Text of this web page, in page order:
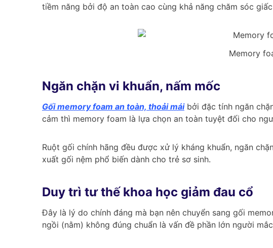
tiềm năng bởi độ an toàn cao cùng khả năng chăm sóc
Memory
Ngăn chặn vi khuẩn, nấm mốc
Gối memory foam an toàn, thoải máibởi đặc tính ngăn
cảm thì memory foam là lựa chọn an toàn tuyệt đối cho
Ruột gối chính hãng đều được xử lý kháng khuẩn, ngăn
xuất gối nệm phổ biến dành cho trẻ sơ sinh.
Duy trì tư thế khoa học giảm đau cổ
Đây là lý do chính đáng mà bạn nên chuyển sang gối
ngồi (nằm) không đúng chuẩn là vấn đề phần lớn người